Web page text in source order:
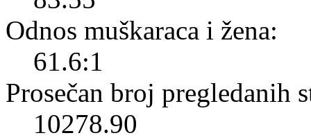
Odnos muškaraca i žena:
61.6:1
Prosečan broj pregledanih
10278.90